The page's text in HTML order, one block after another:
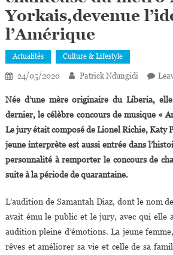
Yorkais,devenue
l’Amérique
Actualités Culture & Lifestyle
24/05/2020 Patrick Ndungidi
Née d’une mère originaire du Liberia,
dernier, le célèbre concours de musique «
Le jury était composé de Lionel Richie, Katy
jeune interprète est aussi entrée dans
personnalité à remporter le concours de
suite à la période de quarantaine.
L’audition de Samantah Diaz, dont le nom
avait ému le public et le jury, avec qui elle
audition pleine d’émotions. La jeune
rêves et améliorer sa vie et celle de sa